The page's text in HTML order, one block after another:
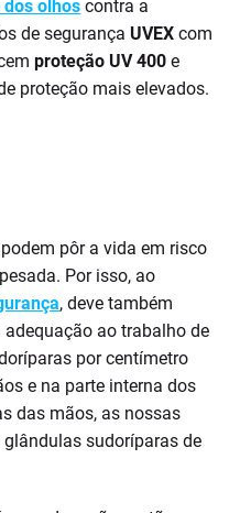
olhos contra a
de segurança UVEX com
proteção UV 400 e
proteção mais elevados.
pôr a vida em risco
Por isso, ao
, deve também
ao trabalho de
por centímetro
e na parte interna dos
das mãos, as nossas
sudoríparas de